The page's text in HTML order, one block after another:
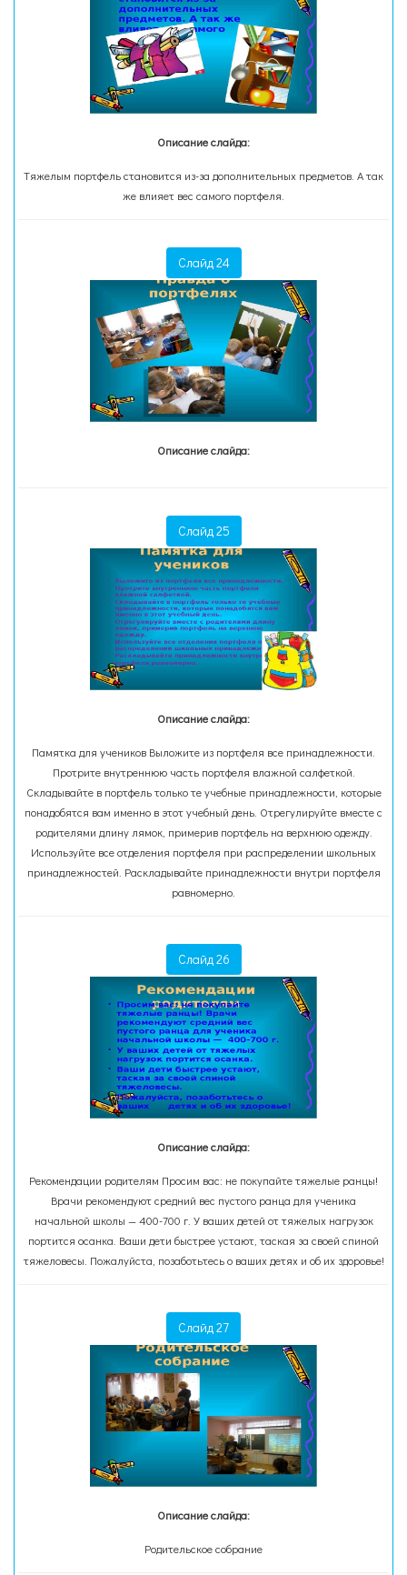
Описание слайда:
Тяжелым портфель становится из-за дополнительных предметов. А так
же влияет вес самого портфеля.
Слайд 24
Описание слайда:
Слайд 25
Описание слайда:
Памятка для учеников Выложите из портфеля все принадлежности.
Протрите внутреннюю часть портфеля влажной салфеткой.
Складывайте в портфель только те учебные принадлежности, которые
понадобятся вам именно в этот учебный день. Отрегулируйте вместе с
родителями длину лямок, примерив портфель на верхнюю одежду.
Используйте все отделения портфеля при распределении школьных
принадлежностей. Раскладывайте принадлежности внутри портфеля
равномерно.
Слайд 26
Описание слайда:
Рекомендации родителям Просим вас: не покупайте тяжелые ранцы!
Врачи рекомендуют средний вес пустого ранца для ученика
начальной школы — 400-700 г. У ваших детей от тяжелых нагрузок
портится осанка. Ваши дети быстрее устают, таская за своей спиной
тяжеловесы. Пожалуйста, позаботьтесь о ваших детях и об их здоровье!
Слайд 27
Описание слайда:
Родительское собрание